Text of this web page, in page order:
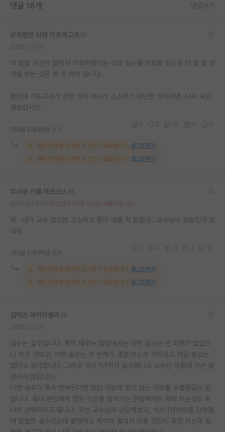
댓글 18개 댓글쓰기
상처받은 쇠렌 키르케고르
더 잘할 자신이 없어서 자퇴하겠다는 것과 실수를 만회할 정도로 더 잘 할 생
각을 하는 것은 한 끗 차이 입니다.
본인의 지도교수가 권한 것이 아니라 스스로가 판단한 것이라면, 다시 숙고
해보십시오.
대댓글 2개 대댓글 쓰기
해당 댓글을 보려면 로그인이 필요합니다. 로그인하기
해당 댓글을 보려면 로그인이 필요합니다. 로그인하기
무서운 카를 마르크스
누적 신고가 20개 이상인 사용자입니다.
와...내가 교수 였으면 고소하고 쫒아 냈을 거 같은데...교수님이 보살인가 보
네요
대댓글 2개 대댓글 쓰기
해당 댓글을 보려면 로그인이 필요합니다. 로그인하기
해당 댓글을 보려면 로그인이 필요합니다. 로그인하기
겁먹은 마키아벨리
실수는 실수입니다. 특히 배우는 입장에서는 어떤 실수는 큰 피해가 없었으
니 작은 것이고, 어떤 실수는 큰 손해가 생겼으니 큰 것이라고 여길 필요는
없다고 생각합니다. 그리고 석사 1년차가 실수했다고 교수님 이름에 무슨 일
생기지 않습니다.
다만 실수가 계속 반복된다면 본인 적성에 맞지 않는 직무를 수행중일수 있
습니다. 좀더 본인에게 맞는 직군을 찾아가는 관점에서는 자퇴 하는것도 하
나의 선택지라고 봅니다. 우선 교수님과 상담해보고, 석사 1년차임을 감안할
때 할법한 실수였는데 불행히도 최악의 결과가 따른 것인지 혹은 자신의 장